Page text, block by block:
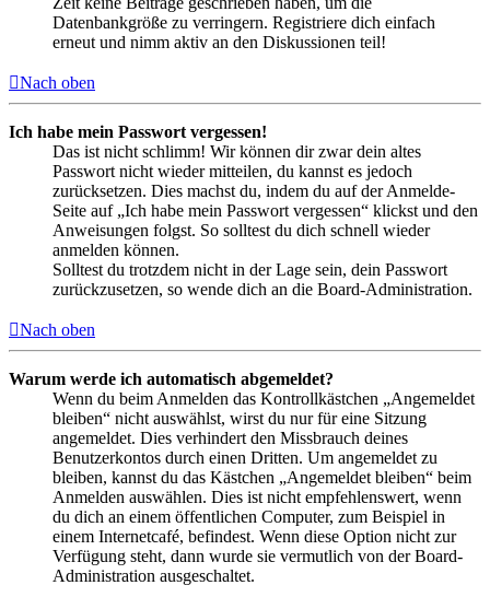
Datenbankgröße zu verringern. Registriere dich einfach
erneut und nimm aktiv an den Diskussionen teil!
Nach oben
Ich habe mein Passwort vergessen!
Das ist nicht schlimm! Wir können dir zwar dein altes
Passwort nicht wieder mitteilen, du kannst es jedoch
zurücksetzen. Dies machst du, indem du auf der Anmelde-
Seite auf „Ich habe mein Passwort vergessen“ klickst und den
Anweisungen folgst. So solltest du dich schnell wieder
anmelden können.
Solltest du trotzdem nicht in der Lage sein, dein Passwort
zurückzusetzen, so wende dich an die Board-Administration.
Nach oben
Warum werde ich automatisch abgemeldet?
Wenn du beim Anmelden das Kontrollkästchen „Angemeldet
bleiben“ nicht auswählst, wirst du nur für eine Sitzung
angemeldet. Dies verhindert den Missbrauch deines
Benutzerkontos durch einen Dritten. Um angemeldet zu
bleiben, kannst du das Kästchen „Angemeldet bleiben“ beim
Anmelden auswählen. Dies ist nicht empfehlenswert, wenn
du dich an einem öffentlichen Computer, zum Beispiel in
einem Internetcafé, befindest. Wenn diese Option nicht zur
Verfügung steht, dann wurde sie vermutlich von der Board-
Administration ausgeschaltet.